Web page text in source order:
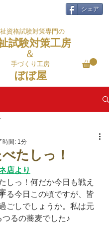
シェア
資格試験対策専門の
試験対策工房
＆
手づくり工房
ぼぼ屋
たしっ！
時間: 1分
店より
しっ！何だか今日も戦え
る今日この頃ですが、皆
ごしでしょうか。私は元
つるの蕎麦でした♪